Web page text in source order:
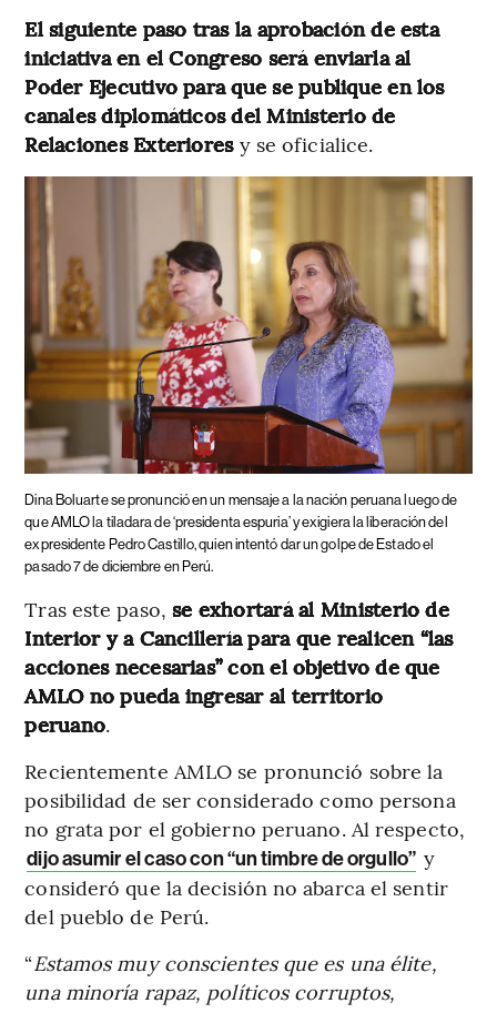
El siguiente paso tras la aprobación de esta
iniciativa en el Congreso será enviarla al
Poder Ejecutivo para que se publique en los
canales diplomáticos del Ministerio de
Relaciones Exteriores y se oficialice.
Dina Boluarte se pronunció en un mensaje a la nación peruana luego de
que AMLO la tiladara de ‘presidenta espuria’ y exigiera la liberación del
expresidente Pedro Castillo, quien intentó dar un golpe de Estado el
pasado 7 de diciembre en Perú.
Tras este paso, se exhortará al Ministerio de
Interior y a Cancillería para que realicen “las
acciones necesarias” con el objetivo de que
AMLO no pueda ingresar al territorio
peruano.
Recientemente AMLO se pronunció sobre la
posibilidad de ser considerado como persona
no grata por el gobierno peruano. Al respecto,
dijo asumir el caso con “un timbre de orgullo” y
consideró que la decisión no abarca el sentir
del pueblo de Perú.
“Estamos muy conscientes que es una élite,
una minoría rapaz, políticos corruptos,